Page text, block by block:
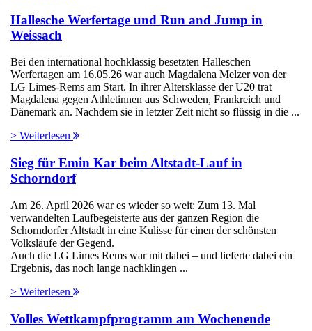
Hallesche Werfertage und Run and Jump in
Weissach
Bei den international hochklassig besetzten Halleschen
Werfertagen am 16.05.26 war auch Magdalena Melzer von der
LG Limes-Rems am Start. In ihrer Altersklasse der U20 trat
Magdalena gegen Athletinnen aus Schweden, Frankreich und
Dänemark an. Nachdem sie in letzter Zeit nicht so flüssig in die ...
> Weiterlesen
Sieg für Emin Kar beim Altstadt-Lauf in
Schorndorf
Am 26. April 2026 war es wieder so weit: Zum 13. Mal
verwandelten Laufbegeisterte aus der ganzen Region die
Schorndorfer Altstadt in eine Kulisse für einen der schönsten
Volksläufe der Gegend.
Auch die LG Limes Rems war mit dabei – und lieferte dabei ein
Ergebnis, das noch lange nachklingen ...
> Weiterlesen
Volles Wettkampfprogramm am Wochenende